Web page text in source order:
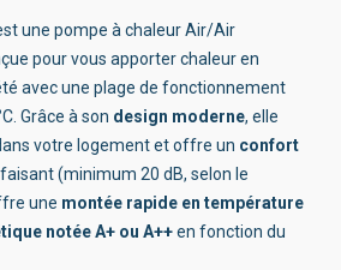
design moderne
confort
montée rapide en température
notée A+ ou A++